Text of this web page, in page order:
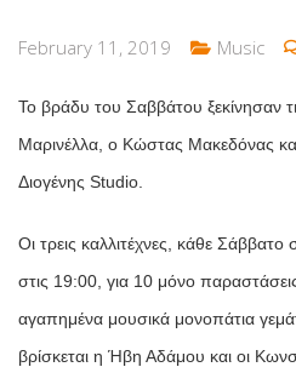
February 11, 2019 Music
To βράδυ του Σαββάτου ξεκίνησαν
Μαρινέλλα, ο Κώστας Μακεδόνας
Διογένης Studio.
Οι τρεις καλλιτέχνες, κάθε Σάββατο
στις 19:00, για 10 μόνο
αγαπημένα μουσικά μονοπάτια
βρίσκεται η Ήβη Αδάμου και οι